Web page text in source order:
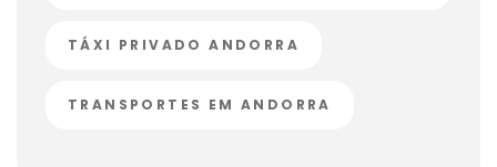
TÁXI PRIVADO ANDORRA
TRANSPORTES EM ANDORRA